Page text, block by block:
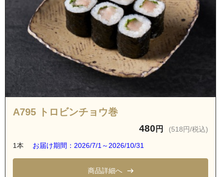
A795 トロビンチョウ巻
480 円 (518円/税込)
1本 お届け期間：2026/7/1～2026/10/31
商品詳細へ